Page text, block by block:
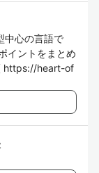
中心の言語で
イントをまとめ
https://heart-of